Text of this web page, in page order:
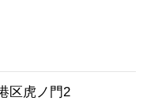
区虎ノ門2